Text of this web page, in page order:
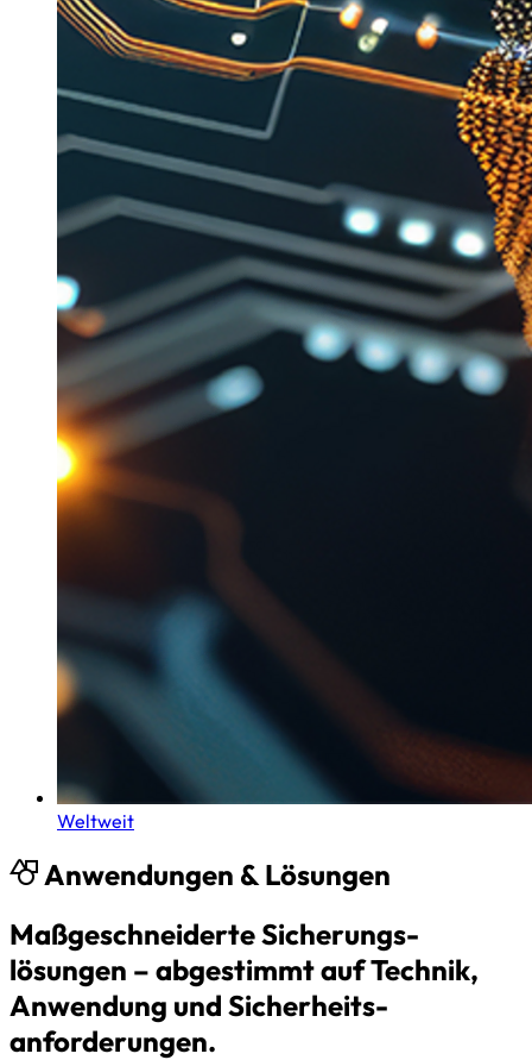
Weltweit
Anwendungen & Lösungen
Maßgeschneiderte Sicherungs­
lösungen – abgestimmt auf Technik,
Anwendung und Sicherheits­
anforderungen.